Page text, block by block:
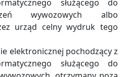
służącego do
wywozowych albo
urząd celny wydruk tego
elektronicznej pochodzący z
służącego do